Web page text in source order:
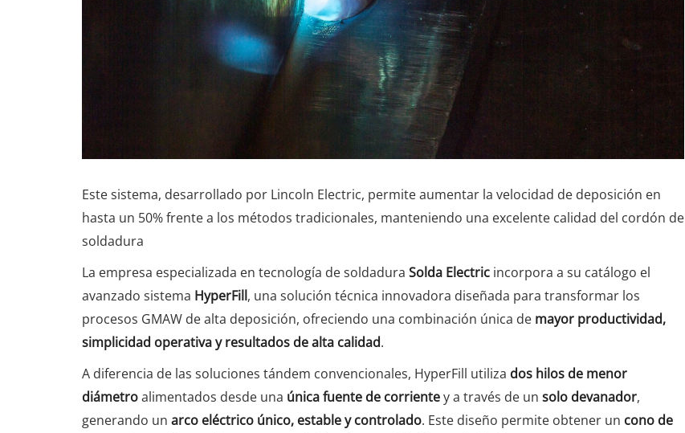
Este sistema, desarrollado por Lincoln Electric, permite aumentar la velocidad de deposición en
hasta un 50% frente a los métodos tradicionales, manteniendo una excelente calidad del cordón de
soldadura
La empresa especializada en tecnología de soldadura Solda Electric incorpora a su catálogo el
avanzado sistema HyperFill, una solución técnica innovadora diseñada para transformar los
procesos GMAW de alta deposición, ofreciendo una combinación única de mayor productividad,
simplicidad operativa y resultados de alta calidad.
A diferencia de las soluciones tándem convencionales, HyperFill utiliza dos hilos de menor
diámetroalimentados desde una única fuente de corrientey a través de un solo devanador,
generando un arco eléctrico único, estable y controlado. Este diseño permite obtener un cono de